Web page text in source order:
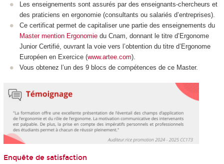
Les enseignements sont assurés par des enseignants-chercheurs et
des praticiens en ergonomie (consultants ou salariés d’entreprises).
Ce certificat permet de capitaliser une partie des enseignements du
Master mention Ergonomie du Cnam, donnant le titre d’Ergonome
Junior Certifié, ouvrant la voie vers l’obtention du titre d’Ergonome
Européen en Exercice (www.artee.com).
Vous obtenez l’un des 9 blocs de compétences de ce Master.
Enquête de satisfaction